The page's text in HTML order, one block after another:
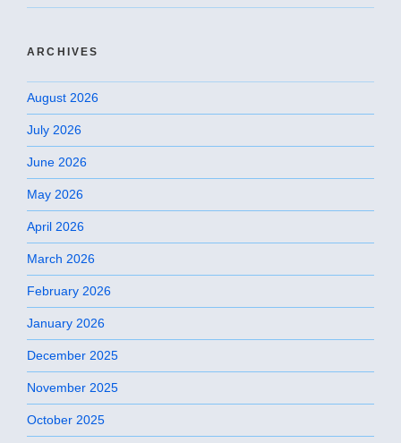
ARCHIVES
August 2026
July 2026
June 2026
May 2026
April 2026
March 2026
February 2026
January 2026
December 2025
November 2025
October 2025